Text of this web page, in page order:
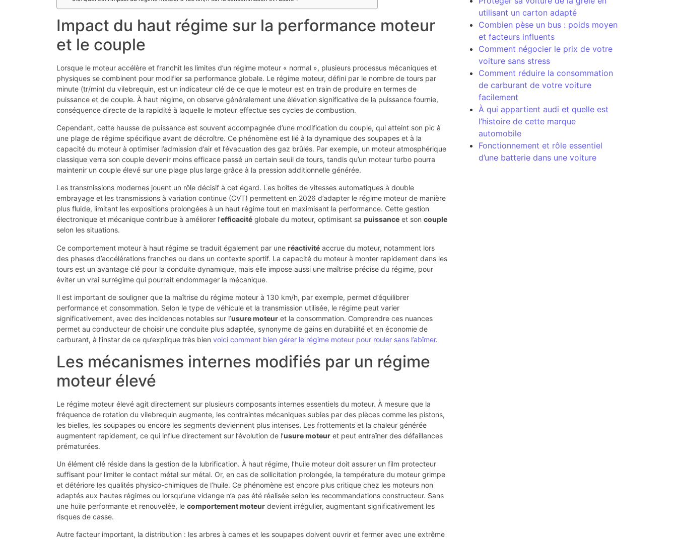
Impact du haut régime sur la performance moteur
et le couple
Lorsque le moteur accélère et franchit les limites d’un régime moteur « normal », plusieurs processus mécaniques et
physiques se combinent pour modifier sa performance globale. Le régime moteur, défini par le nombre de tours par
minute (tr/min) du vilebrequin, est un indicateur clé de ce que le moteur est en train de produire en termes de
puissance et de couple. À haut régime, on observe généralement une élévation significative de la puissance fournie,
conséquence directe de la rapidité à laquelle le moteur effectue ses cycles de combustion.
Cependant, cette hausse de puissance est souvent accompagnée d’une modification du couple, qui atteint son pic à
une plage de régime spécifique avant de décroître. Ce phénomène est lié à la dynamique des soupapes et à la
capacité du moteur à optimiser l’admission d’air et l’évacuation des gaz brûlés. Par exemple, un moteur atmosphérique
classique verra son couple devenir moins efficace passé un certain seuil de tours, tandis qu’un moteur turbo pourra
maintenir un couple élevé sur une plage plus large grâce à la pression additionnelle générée.
Les transmissions modernes jouent un rôle décisif à cet égard. Les boîtes de vitesses automatiques à double
embrayage et les transmissions à variation continue (CVT) permettent en 2026 d’adapter le régime moteur de manière
plus fluide, limitant les expositions prolongées à un haut régime tout en maximisant la performance. Cette gestion
électronique et mécanique contribue à améliorer l’efficacité globale du moteur, optimisant sa puissance et son couple
selon les situations.
Ce comportement moteur à haut régime se traduit également par une réactivité accrue du moteur, notamment lors
des phases d’accélérations franches ou dans un contexte sportif. La capacité du moteur à monter rapidement dans les
tours est un avantage clé pour la conduite dynamique, mais elle impose aussi une maîtrise précise du régime, pour
éviter un vrai surrégime qui pourrait endommager la mécanique.
Il est important de souligner que la maîtrise du régime moteur à 130 km/h, par exemple, permet d’équilibrer
performance et consommation. Selon le type de véhicule et la transmission utilisée, le régime peut varier
significativement, avec des incidences notables sur l’usure moteur et la consommation. Comprendre ces nuances
permet au conducteur de choisir une conduite plus adaptée, synonyme de gains en durabilité et en économie de
carburant, à l’instar de ce qu’explique très bien voici comment bien gérer le régime moteur pour rouler sans l’abîmer.
Les mécanismes internes modifiés par un régime
moteur élevé
Le régime moteur élevé agit directement sur plusieurs composants internes essentiels du moteur. À mesure que la
fréquence de rotation du vilebrequin augmente, les contraintes mécaniques subies par des pièces comme les pistons,
les bielles, les soupapes ou encore les segments deviennent plus intenses. Les frottements et la chaleur générée
augmentent rapidement, ce qui influe directement sur l’évolution de l’usure moteur et peut entraîner des défaillances
prématurées.
Un élément clé réside dans la gestion de la lubrification. À haut régime, l’huile moteur doit assurer un film protecteur
suffisant pour limiter le contact métal sur métal. Or, en cas de sollicitation prolongée, la température du moteur grimpe
et détériore les qualités physico-chimiques de l’huile. Ce phénomène est encore plus critique chez les moteurs non
adaptés aux hautes régimes ou lorsqu’une vidange n’a pas été réalisée selon les recommandations constructeur. Sans
une huile performante et renouvelée, le comportement moteur devient irrégulier, augmentant significativement les
risques de casse.
Autre facteur important, la distribution : les arbres à cames et les soupapes doivent ouvrir et fermer avec une extrême
utilisant un carton adapté
Combien pèse un bus : poids moyen
et facteurs influents
Comment négocier le prix de votre
voiture sans stress
Comment réduire la consommation
de carburant de votre voiture
facilement
À qui appartient audi et quelle est
l’histoire de cette marque
automobile
Fonctionnement et rôle essentiel
d’une batterie dans une voiture